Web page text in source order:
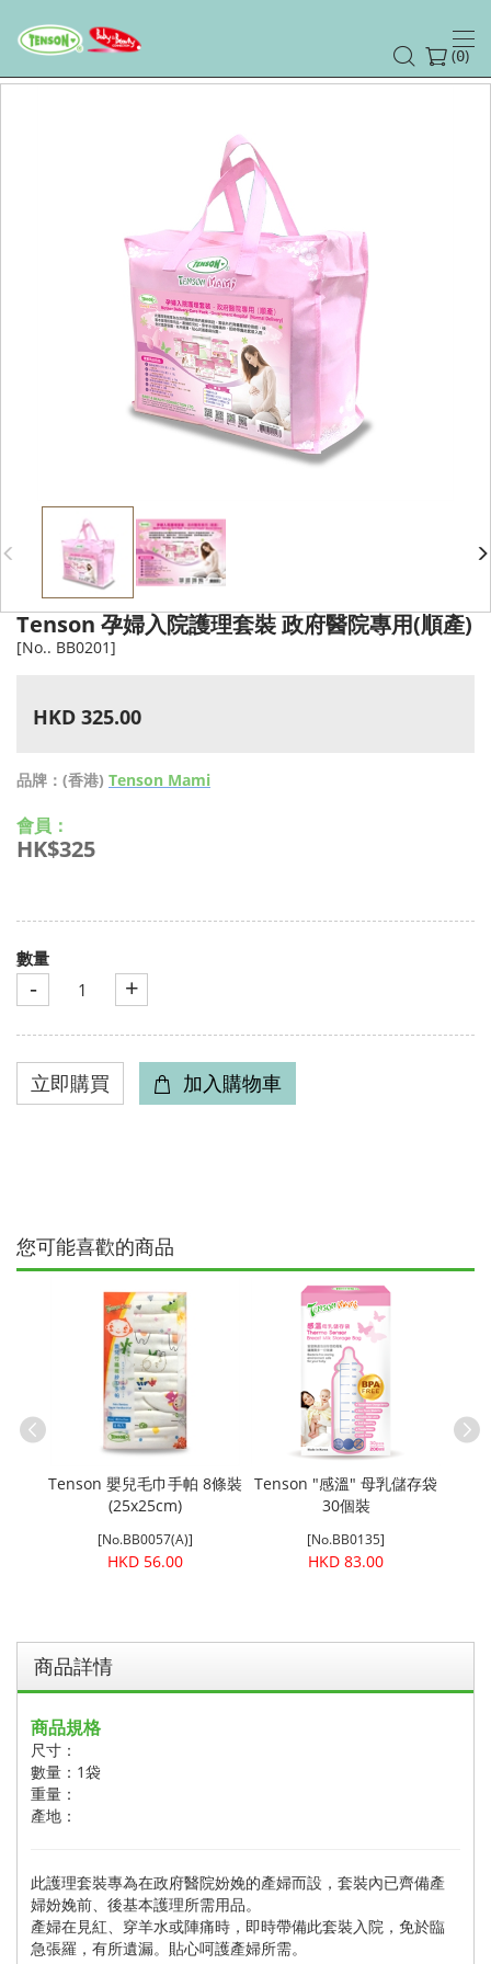
(0)
Tenson 孕婦入院護理套裝 政府醫院專用(順產)
[No.. BB0201]
HKD 325.00
品牌：(香港) Tenson Mami
會員：
HK$325
數量
- +
您可能喜歡的商品
Tenson 嬰兒毛巾手帕 8條裝
(25x25cm)
[No.BB0057(A)]
HKD 56.00
Tenson "感溫" 母乳儲存袋
30個裝
[No.BB0135]
HKD 83.00
商品詳情
商品規格
尺寸：
數量：1袋
重量：
產地：
此護理套裝專為在政府醫院妢娩的產婦而設，套裝內已齊備產
婦妢娩前、後基本護理所需用品。
產婦在見紅、穿羊水或陣痛時，即時帶備此套裝入院，免於臨
急張羅，有所遺漏。貼心呵護產婦所需。